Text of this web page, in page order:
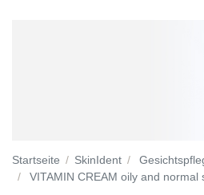
Startseite SkinIdent
VITAMIN CREAM oily and normal